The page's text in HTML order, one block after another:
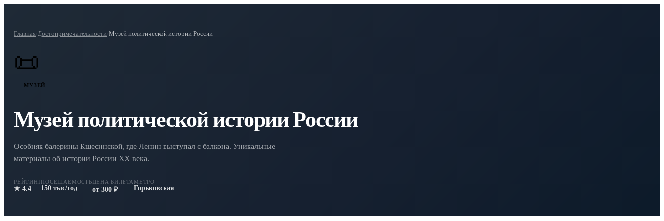
Главная›Достопримечательности›Музей политической истории России
📜
МУЗЕЙ
Музей политической истории России
Особняк балерины Кшесинской, где Ленин выступал с балкона. Уникальные
материалы об истории России XX века.
РЕЙТИНГ
★ 4.4
ПОСЕЩАЕМОСТЬ
150 тыс/год
ЦЕНА БИЛЕТА
от 300 ₽
МЕТРО
Горьковская